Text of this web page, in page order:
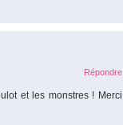
Répondre
et les monstres ! Merci